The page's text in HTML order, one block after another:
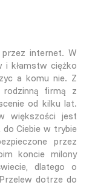
internet. W
i kłamstw ciężko
a komu nie. Z
firmą z
od kilku lat.
większości jest
do Ciebie w trybie
przez
koncie milony
dlatego o
dotrze do